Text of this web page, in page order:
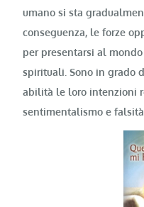
umano si sta
conseguenza, le forze
per presentarsi al
spirituali. Sono in grado
abilità le loro intenzioni
sentimentalismo e